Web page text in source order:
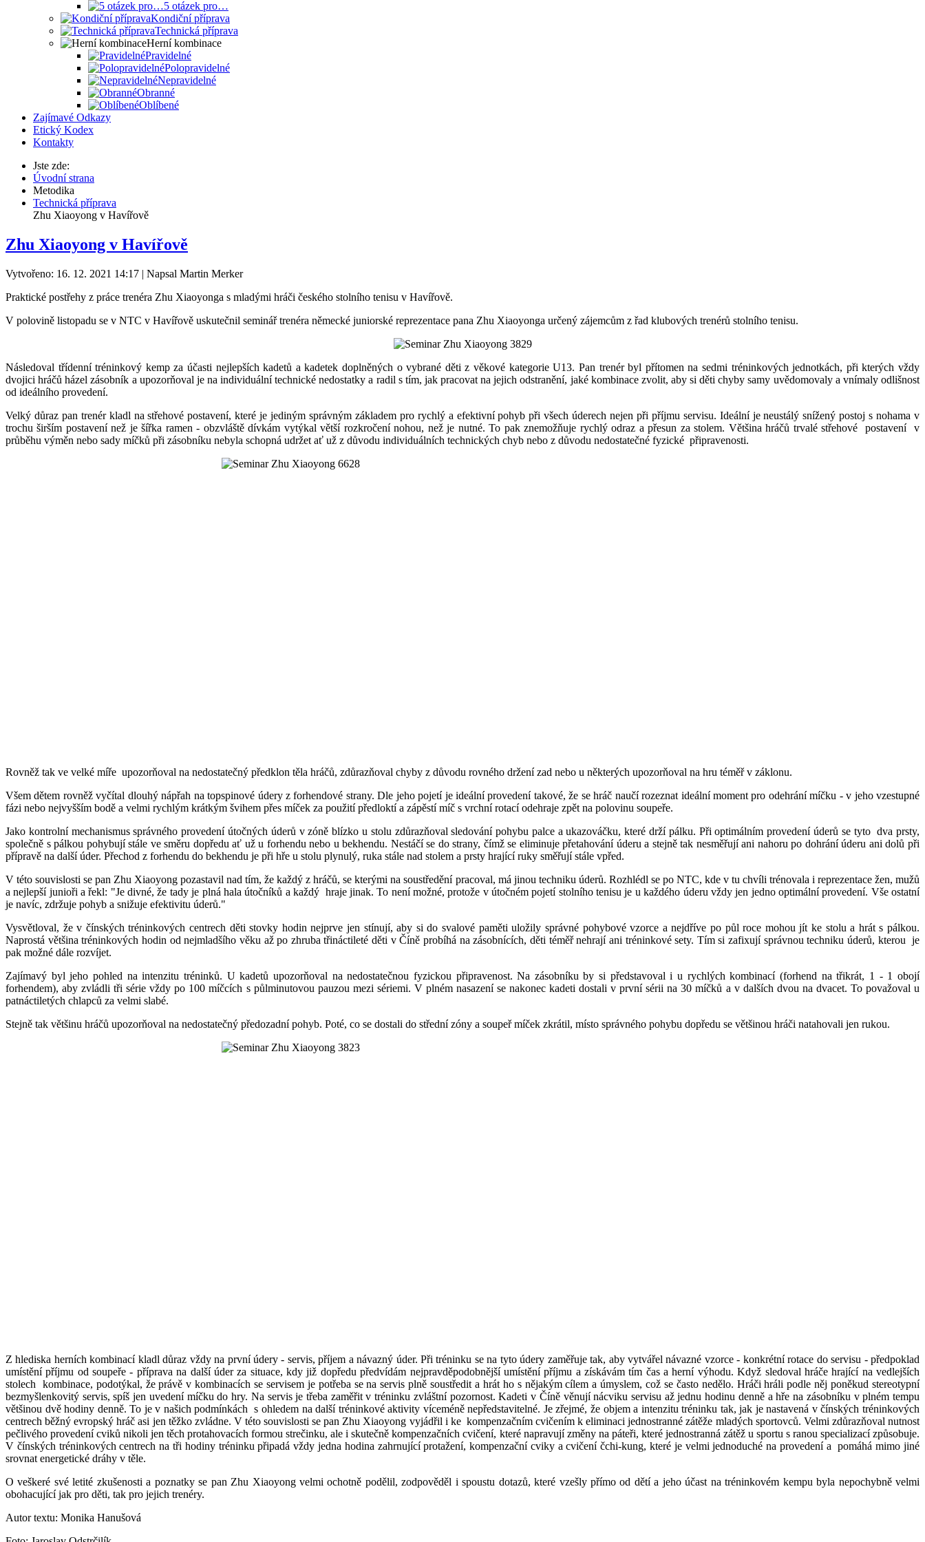
5 otázek pro…
Kondiční příprava
Technická příprava
Herní kombinace
Pravidelné
Polopravidelné
Nepravidelné
Obranné
Oblíbené
Zajímavé Odkazy
Etický Kodex
Kontakty
Jste zde:
Úvodní strana
Metodika
Technická příprava
Zhu Xiaoyong v Havířově
Zhu Xiaoyong v Havířově
Vytvořeno: 16. 12. 2021 14:17 | Napsal Martin Merker
Praktické postřehy z práce trenéra Zhu Xiaoyonga s mladými hráči českého stolního tenisu v Havířově.
V polovině listopadu se v NTC v Havířově uskutečnil seminář trenéra německé juniorské reprezentace pana Zhu Xiaoyonga určený zájemcům z řad klubových trenérů stolního tenisu.
Následoval třídenní tréninkový kemp za účasti nejlepších kadetů a kadetek doplněných o vybrané děti z věkové kategorie U13. Pan trenér byl přítomen na sedmi tréninkových jednotkách, při kterých vždy
dvojici hráčů házel zásobník a upozorňoval je na individuální technické nedostatky a radil s tím, jak pracovat na jejich odstranění, jaké kombinace zvolit, aby si děti chyby samy uvědomovaly a vnímaly odlišnost
od ideálního provedení.
Velký důraz pan trenér kladl na střehové postavení, které je jediným správným základem pro rychlý a efektivní pohyb při všech úderech nejen při příjmu servisu. Ideální je neustálý snížený postoj s nohama v
trochu širším postavení než je šířka ramen - obzvláště dívkám vytýkal větší rozkročení nohou, než je nutné. To pak znemožňuje rychlý odraz a přesun za stolem. Většina hráčů trvalé střehové postavení v
průběhu výměn nebo sady míčků při zásobníku nebyla schopná udržet ať už z důvodu individuálních technických chyb nebo z důvodu nedostatečné fyzické připravenosti.
Rovněž tak ve velké míře upozorňoval na nedostatečný předklon těla hráčů, zdůrazňoval chyby z důvodu rovného držení zad nebo u některých upozorňoval na hru téměř v záklonu.
Všem dětem rovněž vyčítal dlouhý nápřah na topspinové údery z forhendové strany. Dle jeho pojetí je ideální provedení takové, že se hráč naučí rozeznat ideální moment pro odehrání míčku - v jeho vzestupné
fázi nebo nejvyšším bodě a velmi rychlým krátkým švihem přes míček za použití předloktí a zápěstí míč s vrchní rotací odehraje zpět na polovinu soupeře.
Jako kontrolní mechanismus správného provedení útočných úderů v zóně blízko u stolu zdůrazňoval sledování pohybu palce a ukazováčku, které drží pálku. Při optimálním provedení úderů se tyto dva prsty,
společně s pálkou pohybují stále ve směru dopředu ať už u forhendu nebo u bekhendu. Nestáčí se do strany, čímž se eliminuje přetahování úderu a stejně tak nesměřují ani nahoru po dohrání úderu ani dolů při
přípravě na další úder. Přechod z forhendu do bekhendu je při hře u stolu plynulý, ruka stále nad stolem a prsty hrající ruky směřují stále vpřed.
V této souvislosti se pan Zhu Xiaoyong pozastavil nad tím, že každý z hráčů, se kterými na soustředění pracoval, má jinou techniku úderů. Rozhlédl se po NTC, kde v tu chvíli trénovala i reprezentace žen, mužů
a nejlepší junioři a řekl: "Je divné, že tady je plná hala útočníků a každý hraje jinak. To není možné, protože v útočném pojetí stolního tenisu je u každého úderu vždy jen jedno optimální provedení. Vše ostatní
je navíc, zdržuje pohyb a snižuje efektivitu úderů."
Vysvětloval, že v čínských tréninkových centrech děti stovky hodin nejprve jen stínují, aby si do svalové paměti uložily správné pohybové vzorce a nejdříve po půl roce mohou jít ke stolu a hrát s pálkou.
Naprostá většina tréninkových hodin od nejmladšího věku až po zhruba třináctileté děti v Číně probíhá na zásobnících, děti téměř nehrají ani tréninkové sety. Tím si zafixují správnou techniku úderů, kterou je
pak možné dále rozvíjet.
Zajímavý byl jeho pohled na intenzitu tréninků. U kadetů upozorňoval na nedostatečnou fyzickou připravenost. Na zásobníku by si představoval i u rychlých kombinací (forhend na třikrát, 1 - 1 obojí
forhendem), aby zvládli tři série vždy po 100 míčcích s půlminutovou pauzou mezi sériemi. V plném nasazení se nakonec kadeti dostali v první sérii na 30 míčků a v dalších dvou na dvacet. To považoval u
patnáctiletých chlapců za velmi slabé.
Stejně tak většinu hráčů upozorňoval na nedostatečný předozadní pohyb. Poté, co se dostali do střední zóny a soupeř míček zkrátil, místo správného pohybu dopředu se většinou hráči natahovali jen rukou.
Z hlediska herních kombinací kladl důraz vždy na první údery - servis, příjem a návazný úder. Při tréninku se na tyto údery zaměřuje tak, aby vytvářel návazné vzorce - konkrétní rotace do servisu - předpoklad
umístění příjmu od soupeře - příprava na další úder za situace, kdy již dopředu předvídám nejpravděpodobnější umístění příjmu a získávám tím čas a herní výhodu. Když sledoval hráče hrající na vedlejších
stolech kombinace, podotýkal, že právě v kombinacích se servisem je potřeba se na servis plně soustředit a hrát ho s nějakým cílem a úmyslem, což se často nedělo. Hráči hráli podle něj poněkud stereotypní
bezmyšlenkovitý servis, spíš jen uvedení míčku do hry. Na servis je třeba zaměřit v tréninku zvláštní pozornost. Kadeti v Číně věnují nácviku servisu až jednu hodinu denně a hře na zásobníku v plném tempu
většinou dvě hodiny denně. To je v našich podmínkách s ohledem na další tréninkové aktivity víceméně nepředstavitelné. Je zřejmé, že objem a intenzitu tréninku tak, jak je nastavená v čínských tréninkových
centrech běžný evropský hráč asi jen těžko zvládne. V této souvislosti se pan Zhu Xiaoyong vyjádřil i ke kompenzačním cvičením k eliminaci jednostranné zátěže mladých sportovců. Velmi zdůrazňoval nutnost
pečlivého provedení cviků nikoli jen těch protahovacích formou strečinku, ale i skutečně kompenzačních cvičení, které napravují změny na páteři, které jednostranná zátěž u sportu s ranou specializací způsobuje.
V čínských tréninkových centrech na tři hodiny tréninku připadá vždy jedna hodina zahrnující protažení, kompenzační cviky a cvičení čchi-kung, které je velmi jednoduché na provedení a pomáhá mimo jiné
srovnat energetické dráhy v těle.
O veškeré své letité zkušenosti a poznatky se pan Zhu Xiaoyong velmi ochotně podělil, zodpověděl i spoustu dotazů, které vzešly přímo od dětí a jeho účast na tréninkovém kempu byla nepochybně velmi
obohacující jak pro děti, tak pro jejich trenéry.
Autor textu: Monika Hanušová